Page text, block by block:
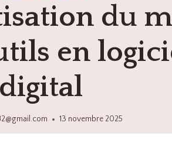
du
en
digital
13 novembre 2025